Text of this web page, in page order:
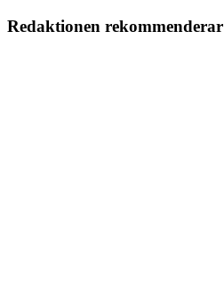
Redaktionen rekommenderar